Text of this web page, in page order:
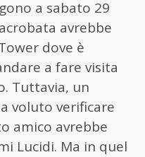
a sabato 29
avrebbe
dove è
a fare visita
Tuttavia, un
voluto verificare
amico avrebbe
Lucidi. Ma in quel